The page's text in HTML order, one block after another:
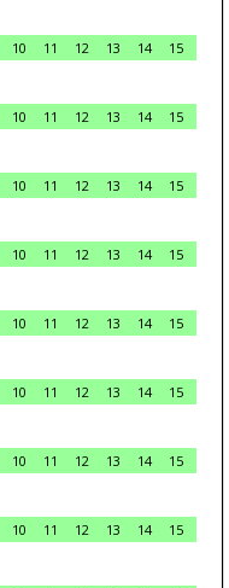
10 11 12 13 14
15
10 11 12 13 14
15
10 11 12 13 14
15
10 11 12 13 14
15
10 11 12 13 14
15
10 11 12 13 14
15
10 11 12 13 14
15
10 11 12 13 14
15